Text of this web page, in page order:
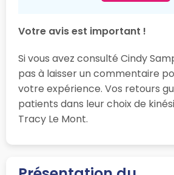
Votre avis est important !
Si vous avez consulté Cindy
pas à laisser un commentaire
votre expérience. Vos retours
patients dans leur choix de
Tracy Le Mont.